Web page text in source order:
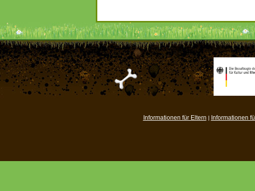
Informationen für Eltern | Informationen